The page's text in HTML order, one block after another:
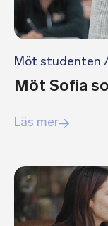
Möt studenten
Möt Sofia
Läs mer